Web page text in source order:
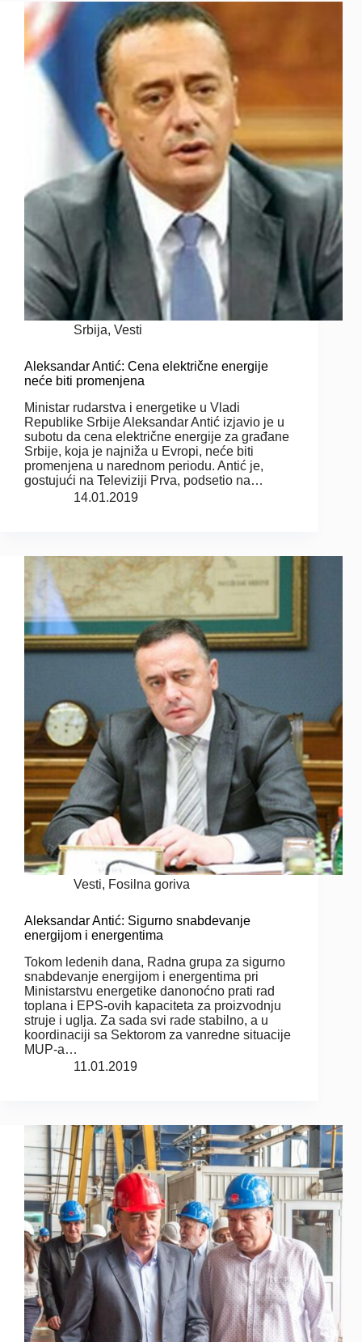
Srbija, Vesti
Aleksandar Antić: Cena električne energije
neće biti promenjena
Ministar rudarstva i energetike u Vladi
Republike Srbije Aleksandar Antić izjavio je u
subotu da cena električne energije za građane
Srbije, koja je najniža u Evropi, neće biti
promenjena u narednom periodu. Antić je,
gostujući na Televiziji Prva, podsetio na…
14.01.2019
Vesti, Fosilna goriva
Aleksandar Antić: Sigurno snabdevanje
energijom i energentima
Tokom ledenih dana, Radna grupa za sigurno
snabdevanje energijom i energentima pri
Ministarstvu energetike danonoćno prati rad
toplana i EPS-ovih kapaciteta za proizvodnju
struje i uglja. Za sada svi rade stabilno, a u
koordinaciji sa Sektorom za vanredne situacije
MUP-a…
11.01.2019